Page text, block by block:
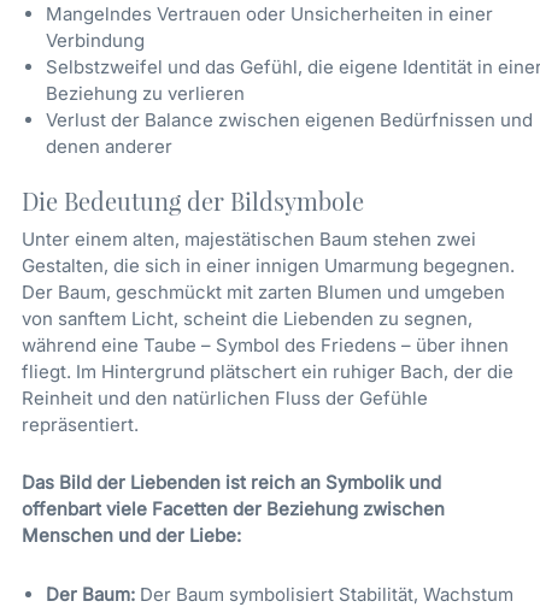
Mangelndes Vertrauen oder Unsicherheiten in einer
Verbindung
Selbstzweifel und das Gefühl, die eigene Identität in
Beziehung zu verlieren
Verlust der Balance zwischen eigenen Bedürfnissen und
denen anderer
Die Bedeutung der Bildsymbole
Unter einem alten, majestätischen Baum stehen zwei
Gestalten, die sich in einer innigen Umarmung begegnen.
Der Baum, geschmückt mit zarten Blumen und umgeben
von sanftem Licht, scheint die Liebenden zu segnen,
während eine Taube – Symbol des Friedens – über ihnen
fliegt. Im Hintergrund plätschert ein ruhiger Bach, der die
Reinheit und den natürlichen Fluss der Gefühle
repräsentiert.
Das Bild der Liebenden ist reich an Symbolik und
offenbart viele Facetten der Beziehung zwischen
Menschen und der Liebe:
Der Baum: Der Baum symbolisiert Stabilität, Wachstum